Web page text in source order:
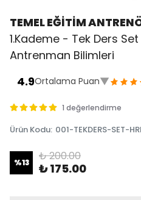
TEMEL EĞİTİM
1.Kademe - Tek Ders
Antrenman Bilimleri
4.9Ortalama Puan▼
1 değerlendirme
Ürün Kodu: 001-TEKDERS-SET-
%13 ₺ 200.00
₺ 175.00